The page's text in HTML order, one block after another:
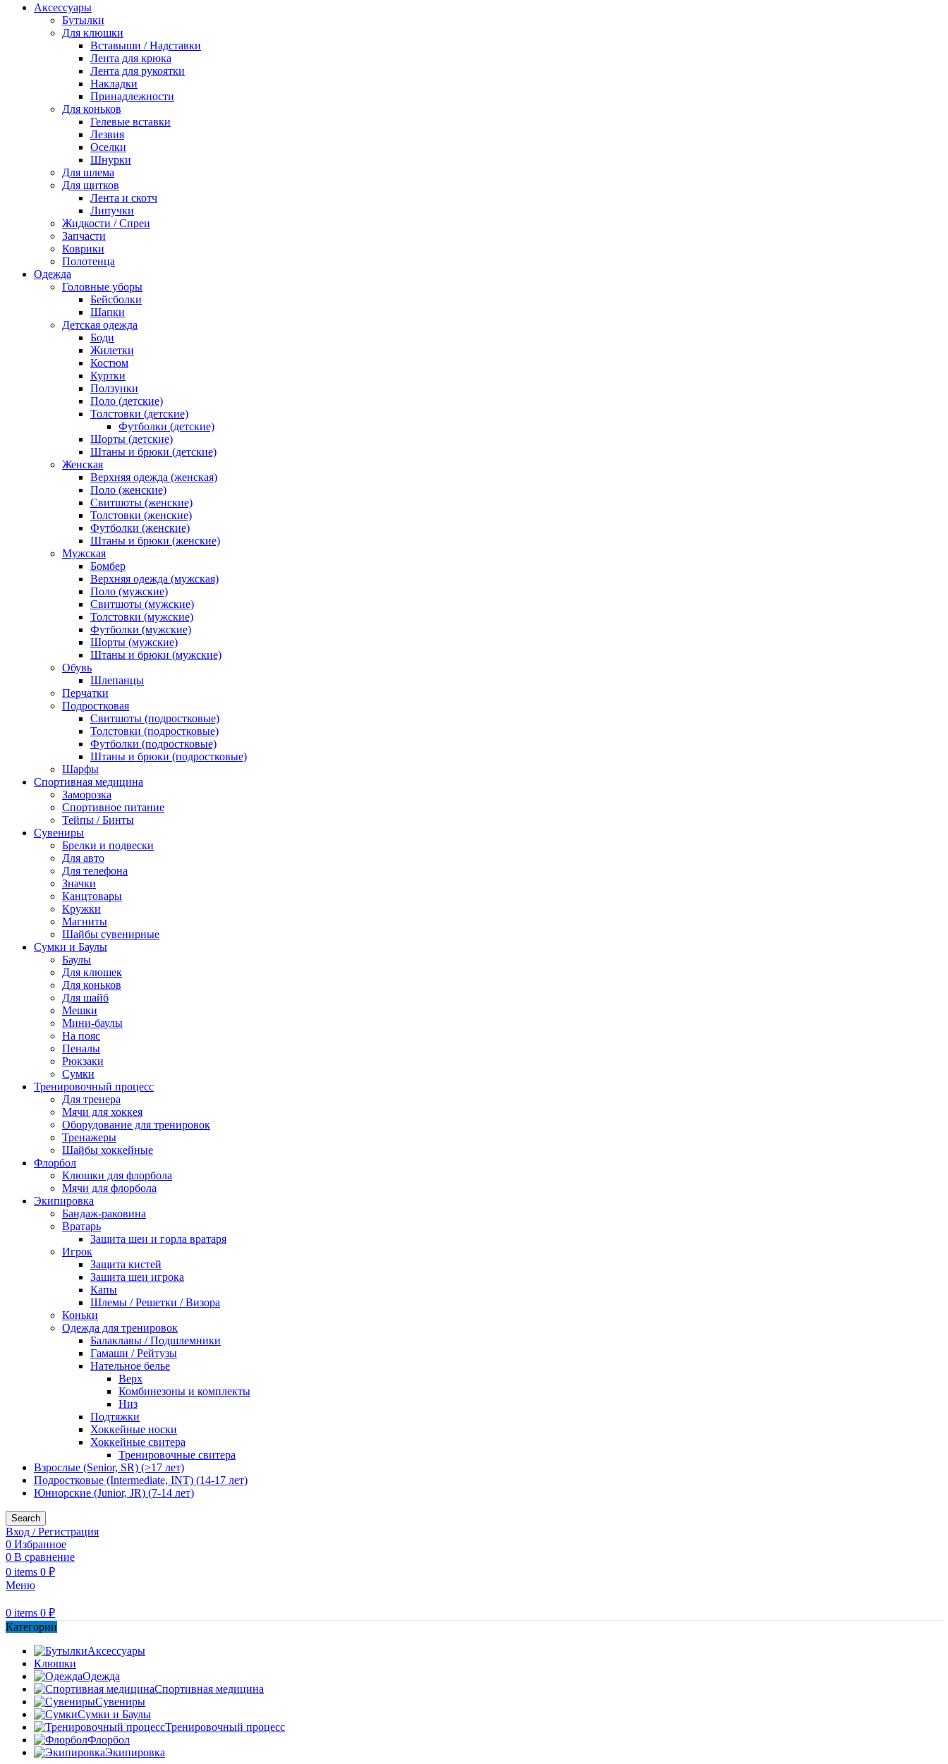
Аксессуары
Бутылки
Для клюшки
Вставыши / Надставки
Лента для крюка
Лента для рукоятки
Накладки
Принадлежности
Для коньков
Гелевые вставки
Лезвия
Оселки
Шнурки
Для шлема
Для щитков
Лента и скотч
Липучки
Жидкости / Спреи
Запчасти
Коврики
Полотенца
Одежда
Головные уборы
Бейсболки
Шапки
Детская одежда
Боди
Жилетки
Костюм
Куртки
Ползунки
Поло (детские)
Толстовки (детские)
Футболки (детские)
Шорты (детские)
Штаны и брюки (детские)
Женская
Верхняя одежда (женская)
Поло (женские)
Свитшоты (женские)
Толстовки (женские)
Футболки (женские)
Штаны и брюки (женские)
Мужская
Бомбер
Верхняя одежда (мужская)
Поло (мужские)
Свитшоты (мужские)
Толстовки (мужские)
Футболки (мужские)
Шорты (мужские)
Штаны и брюки (мужские)
Обувь
Шлепанцы
Перчатки
Подростковая
Свитшоты (подростковые)
Толстовки (подростковые)
Футболки (подростковые)
Штаны и брюки (подростковые)
Шарфы
Спортивная медицина
Заморозка
Спортивное питание
Тейпы / Бинты
Сувениры
Брелки и подвески
Для авто
Для телефона
Значки
Канцтовары
Кружки
Магниты
Шайбы сувенирные
Сумки и Баулы
Баулы
Для клюшек
Для коньков
Для шайб
Мешки
Мини-баулы
На пояс
Пеналы
Рюкзаки
Сумки
Тренировочный процесс
Для тренера
Мячи для хоккея
Оборудование для тренировок
Тренажеры
Шайбы хоккейные
Флорбол
Клюшки для флорбола
Мячи для флорбола
Экипировка
Бандаж-раковина
Вратарь
Защита шеи и горла вратаря
Игрок
Защита кистей
Защита шеи игрока
Капы
Шлемы / Решетки / Визора
Коньки
Одежда для тренировок
Балаклавы / Подшлемники
Гамаши / Рейтузы
Нательное белье
Верх
Комбинезоны и комплекты
Низ
Подтяжки
Хоккейные носки
Хоккейные свитера
Тренировочные свитера
Взрослые (Senior, SR) (>17 лет)
Подростковые (Intermediate, INT) (14-17 лет)
Юниорские (Junior, JR) (7-14 лет)
Search
Вход / Регистрация
0 Избранное
0 В сравнение
0 items 0 ₽
Меню
0 items 0 ₽
Категории
Аксессуары
Клюшки
Одежда
Спортивная медицина
Сувениры
Сумки и Баулы
Тренировочный процесс
Флорбол
Экипировка